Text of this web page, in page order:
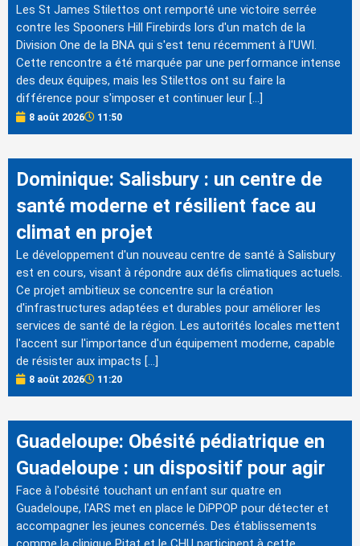
Les St James Stilettos ont remporté une victoire serrée
contre les Spooners Hill Firebirds lors d'un match de la
Division One de la BNA qui s'est tenu récemment à l'UWI.
Cette rencontre a été marquée par une performance intense
des deux équipes, mais les Stilettos ont su faire la
différence pour s'imposer et continuer leur […]
8 août 2026 11:50
Dominique: Salisbury : un centre de
santé moderne et résilient face au
climat en projet
Le développement d'un nouveau centre de santé à Salisbury
est en cours, visant à répondre aux défis climatiques actuels.
Ce projet ambitieux se concentre sur la création
d'infrastructures adaptées et durables pour améliorer les
services de santé de la région. Les autorités locales mettent
l'accent sur l'importance d'un équipement moderne, capable
de résister aux impacts […]
8 août 2026 11:20
Guadeloupe: Obésité pédiatrique en
Guadeloupe : un dispositif pour agir
Face à l'obésité touchant un enfant sur quatre en
Guadeloupe, l'ARS met en place le DiPPOP pour détecter et
accompagner les jeunes concernés. Des établissements